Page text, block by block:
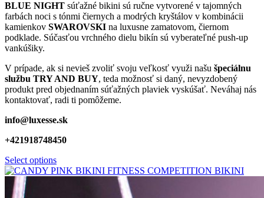
BLUE NIGHT súťažné bikini sú ručne vytvorené v tajomných
farbách noci s tónmi čiernych a modrých kryštálov v kombinácii
kamienkov SWAROVSKI na luxusne zamatovom, čiernom
podklade. Súčasťou vrchného dielu bikín sú vyberateľné push-up
vankúšiky.
V prípade, ak si nevieš zvoliť svoju veľkosť využi našu špeciálnu
službu TRY AND BUY, teda možnosť si daný, nevyzdobený
produkt pred objednaním súťažných plaviek vyskúšať. Neváhaj nás
kontaktovať, radi ti pomôžeme.
info@luxesse.sk
+421918748450
Select options